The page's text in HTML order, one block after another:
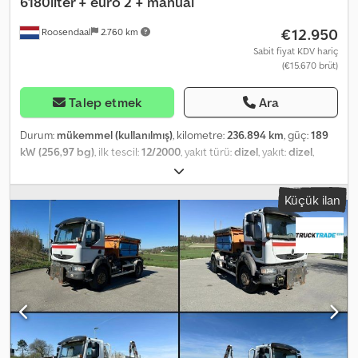
Roosendaal 2.760 km €12.950
Sabit fiyat KDV hariç
(€15.670 brüt)
Talep etmek Ara
Durum: mükemmel (kullanılmış), kilometre:236.894 km, güç:189
kW (256,97 bg), ilk tescil:12/2000, yakıt türü:dizel, yakıt:dizel,
gündüz kabini
Üretim yılı:2000, Donanım:ABS, elektrikli ayna, elektrikli cam
sistemi, klima, = Ek Seçenekler ve Aksesuarlar = Diğer - Yan güç
çıkışı (PTO) - Radyo/kaset çalar - Radyo/CD çalar - Alet kutusu -
Güç aktarma mili Diğer - Hız sınırlayıcı = Notlar = Dcedpeymrfqofx
Anijk VF642ACA00000889 = Ek Bilgiler = Boş ağırlık: 5.280 kg Yük
kapasitesi: 4.720 kg Toplam ağırlık: 0.000 kg Teknik durumu: çok iyi
Görünüm durumu: çok iyi Plaka: CW059YN = Şirket Bilgileri =
Herhangi bir sorunuz veya öneriniz olursa, bizimle iletişime
geçmekten çekinmeyin. 8 saat içinde yanıt garanti ediyoruz.
Fiyatlar KDV dahil değildir. Verilen bilgilerden herhangi bir hak
iddia edilemez. Ofis telefonu: MOB: (Hollandaca - İngilizce -
Küçük ilan